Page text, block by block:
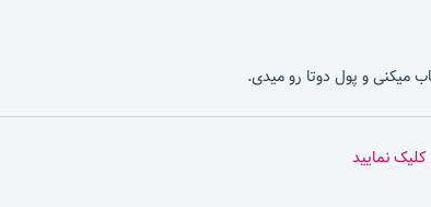
میکنی و پول دوتا رو میدی.
نمایید